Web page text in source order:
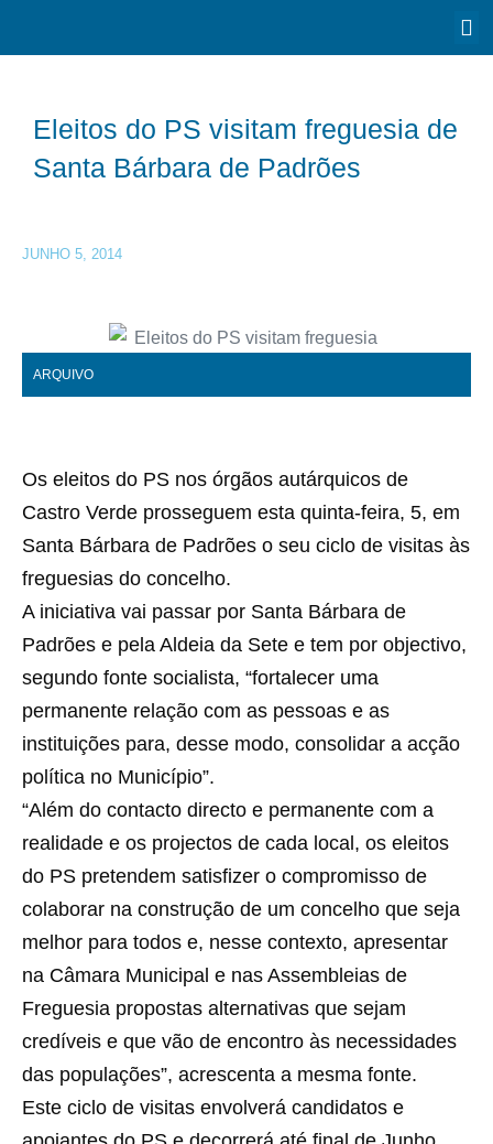
Eleitos do PS visitam freguesia de
Santa Bárbara de Padrões
JUNHO 5, 2014
ARQUIVO
Os eleitos do PS nos órgãos autárquicos de
Castro Verde prosseguem esta quinta-feira, 5, em
Santa Bárbara de Padrões o seu ciclo de visitas às
freguesias do concelho.
A iniciativa vai passar por Santa Bárbara de
Padrões e pela Aldeia da Sete e tem por objectivo,
segundo fonte socialista, “fortalecer uma
permanente relação com as pessoas e as
instituições para, desse modo, consolidar a acção
política no Município”.
“Além do contacto directo e permanente com a
realidade e os projectos de cada local, os eleitos
do PS pretendem satisfizer o compromisso de
colaborar na construção de um concelho que seja
melhor para todos e, nesse contexto, apresentar
na Câmara Municipal e nas Assembleias de
Freguesia propostas alternativas que sejam
credíveis e que vão de encontro às necessidades
das populações”, acrescenta a mesma fonte.
Este ciclo de visitas envolverá candidatos e